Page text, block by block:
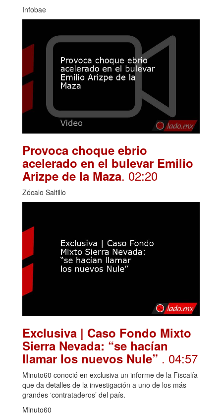
Infobae
Provoca choque ebrio
acelerado en el bulevar Emilio
Arizpe de la Maza. 02:20
Zócalo Saltillo
Exclusiva | Caso Fondo Mixto
Sierra Nevada: “se hacían
llamar los nuevos Nule” . 04:57
Minuto60 conoció en exclusiva un informe de la Fiscalía
que da detalles de la investigación a uno de los más
grandes ‘contrataderos’ del país.
Minuto60